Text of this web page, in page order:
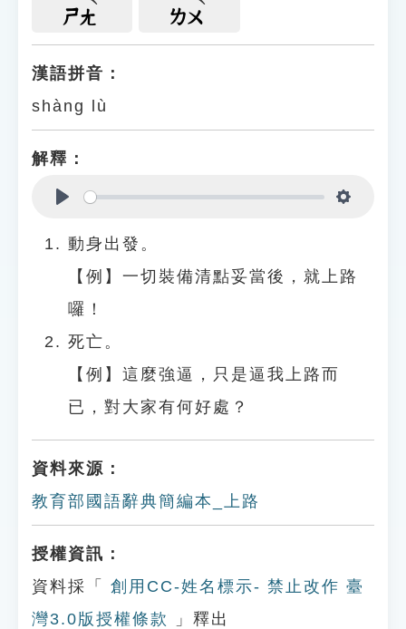
遊戲專區
貓頭鷹博士
ㄕㄤ ㄌㄨ
漢語拼音：
shàng lù
解釋：
動身出發。
【例】一切裝備清點妥當後，就上路
囉！
死亡。
【例】這麼強逼，只是逼我上路而
已，對大家有何好處？
資料來源：
教育部國語辭典簡編本_上路
授權資訊：
資料採「
創用CC-姓名標示- 禁止改作 臺
灣3.0版授權條款
」釋出